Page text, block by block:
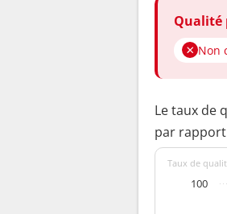
Qualité
Non
Le taux de
par
Taux de
100